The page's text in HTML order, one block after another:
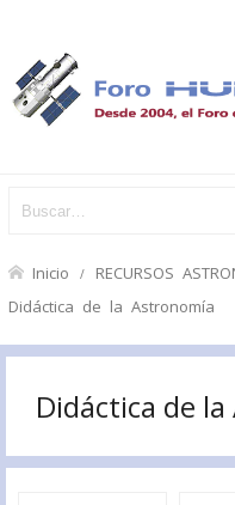
Inicio RECURSOS
Didáctica de la Astronomía
Didáctica de